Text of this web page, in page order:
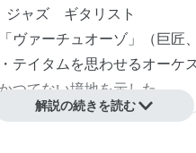
ャズ ギタリスト
ヴァーチュオーゾ」（巨匠
テイタムを思わせるオーケ
つてない境地を示した。
復帰して後にパブロの専属
解説の続きを読む